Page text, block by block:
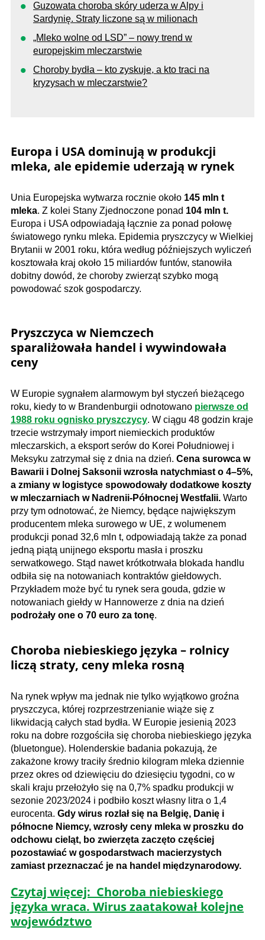
Guzowata choroba skóry uderza w Alpy i
Sardynię. Straty liczone są w milionach
„Mleko wolne od LSD” – nowy trend w
europejskim mleczarstwie
Choroby bydła – kto zyskuje, a kto traci na
kryzysach w mleczarstwie?
Europa i USA dominują w produkcji
mleka, ale epidemie uderzają w rynek
Unia Europejska wytwarza rocznie około 145 mln t
mleka. Z kolei Stany Zjednoczone ponad 104 mln t.
Europa i USA odpowiadają łącznie za ponad połowę
światowego rynku mleka. Epidemia pryszczycy w Wielkiej
Brytanii w 2001 roku, która według późniejszych wyliczeń
kosztowała kraj około 15 miliardów funtów, stanowiła
dobitny dowód, że choroby zwierząt szybko mogą
powodować szok gospodarczy.
Pryszczyca w Niemczech
sparaliżowała handel i wywindowała
ceny
W Europie sygnałem alarmowym był styczeń bieżącego
roku, kiedy to w Brandenburgii odnotowano pierwsze od
1988 roku ognisko pryszczycy. W ciągu 48 godzin kraje
trzecie wstrzymały import niemieckich produktów
mleczarskich, a eksport serów do Korei Południowej i
Meksyku zatrzymał się z dnia na dzień. Cena surowca w
Bawarii i Dolnej Saksonii wzrosła natychmiast o 4–5%,
a zmiany w logistyce spowodowały dodatkowe koszty
w mleczarniach w Nadrenii-Północnej Westfalii. Warto
przy tym odnotować, że Niemcy, będące największym
producentem mleka surowego w UE, z wolumenem
produkcji ponad 32,6 mln t, odpowiadają także za ponad
jedną piątą unijnego eksportu masła i proszku
serwatkowego. Stąd nawet krótkotrwała blokada handlu
odbiła się na notowaniach kontraktów giełdowych.
Przykładem może być tu rynek sera gouda, gdzie w
notowaniach giełdy w Hannowerze z dnia na dzień
podrożały one o 70 euro za tonę.
Choroba niebieskiego języka – rolnicy
liczą straty, ceny mleka rosną
Na rynek wpływ ma jednak nie tylko wyjątkowo groźna
pryszczyca, której rozprzestrzenianie wiąże się z
likwidacją całych stad bydła. W Europie jesienią 2023
roku na dobre rozgościła się choroba niebieskiego języka
(bluetongue). Holenderskie badania pokazują, że
zakażone krowy traciły średnio kilogram mleka dziennie
przez okres od dziewięciu do dziesięciu tygodni, co w
skali kraju przełożyło się na 0,7% spadku produkcji w
sezonie 2023/2024 i podbiło koszt własny litra o 1,4
eurocenta. Gdy wirus rozlał się na Belgię, Danię i
północne Niemcy, wzrosły ceny mleka w proszku do
odchowu cieląt, bo zwierzęta zaczęto częściej
pozostawiać w gospodarstwach macierzystych
zamiast przeznaczać je na handel międzynarodowy.
Czytaj więcej: Choroba niebieskiego
języka wraca. Wirus zaatakował kolejne
województwo